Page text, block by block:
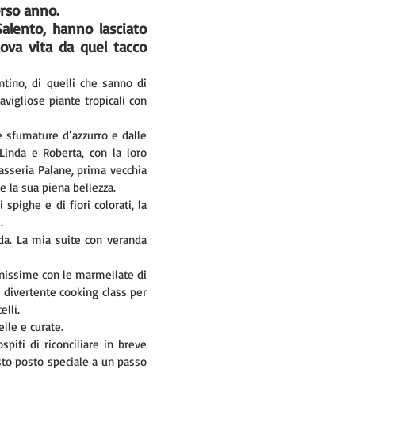
anno.
hanno lasciato
vita da quel tacco
di quelli che sanno di
piante tropicali con
d’azzurro e dalle
e Roberta, con la loro
Palane, prima vecchia
la sua piena bellezza.
spighe e di fiori colorati, la
La mia suite con veranda
con le marmellate di
cooking class per
e curate.
di riconciliare in breve
posto speciale a un passo